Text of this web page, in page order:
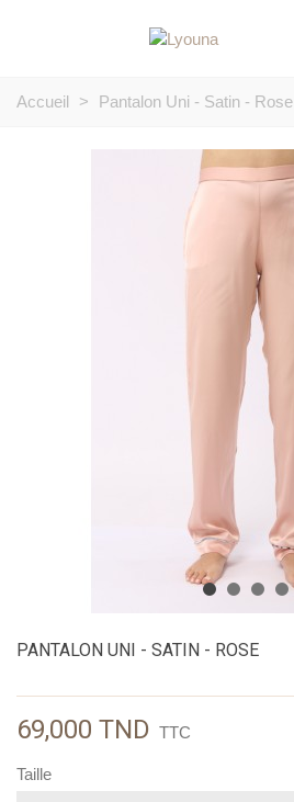
Accueil > Pantalon Uni - Satin - Rose
PANTALON UNI - SATIN - ROSE
69,000 TND TTC
Taille